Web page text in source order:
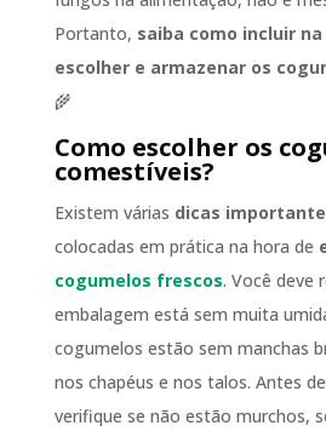
Portanto, saiba como incluir
escolher e armazenar os
🌾
Como escolher os
comestíveis?
Existem várias dicas
colocadas em prática na hora de
cogumelos frescos. Você deve
embalagem está sem muita
cogumelos estão sem manchas
nos chapéus e nos talos. Antes
verifique se não estão murchos,